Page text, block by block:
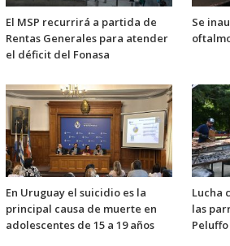
El MSP recurrirá a partida de
Rentas Generales para atender
el déficit del Fonasa
Se
En Uruguay el suicidio es la
principal causa de muerte en
adolescentes de 15 a 19 años
Lucha
las